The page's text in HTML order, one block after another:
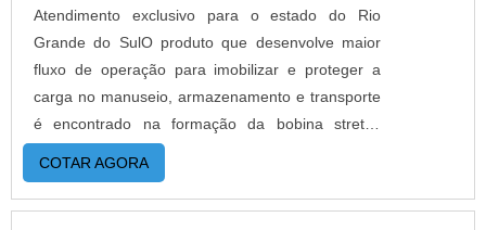
Atendimento exclusivo para o estado do Rio
Grande do SulO produto que desenvolve maior
fluxo de operação para imobilizar e proteger a
carga no manuseio, armazenamento e transporte
é encontrado na formação da bobina stretch
cortada em fatias. As principais características
encontradas na composição é elasticidade e
resistência física para compactar os conteúdos
COTAR AGORA